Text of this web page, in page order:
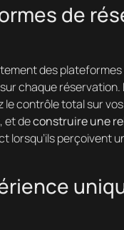
de
des
chaque
le contrôle total sur
, et deconstruire une
lorsqu’ils perçoivent